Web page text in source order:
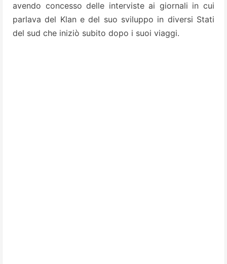
avendo concesso delle interviste ai giornali in cui
parlava del Klan e del suo sviluppo in diversi Stati
del sud che iniziò subito dopo i suoi viaggi.